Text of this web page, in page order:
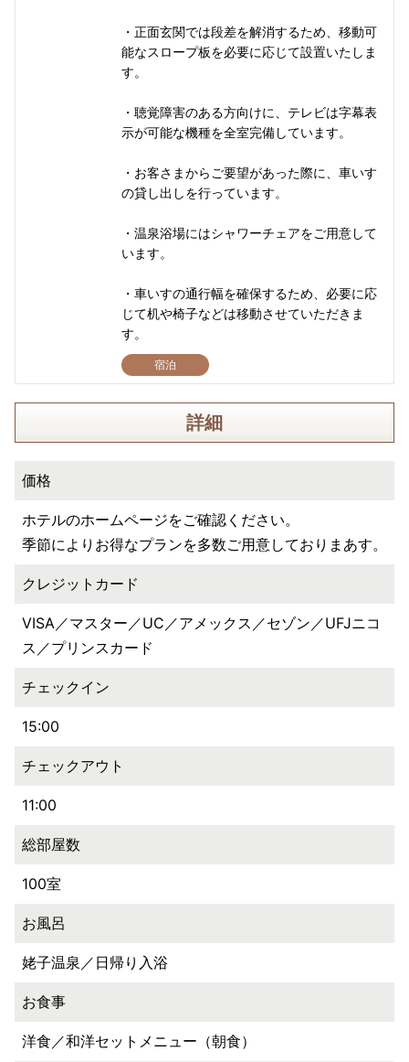
・正面玄関では段差を解消するため、移動可
能なスロープ板を必要に応じて設置いたしま
す。
・聴覚障害のある方向けに、テレビは字幕表
示が可能な機種を全室完備しています。
・お客さまからご要望があった際に、車いす
の貸し出しを行っています。
・温泉浴場にはシャワーチェアをご用意して
います。
・車いすの通行幅を確保するため、必要に応
じて机や椅子などは移動させていただきま
す。
宿泊
詳細
価格
ホテルのホームページをご確認ください。
季節によりお得なプランを多数ご用意しておりまあす。
クレジットカード
VISA／マスター／UC／アメックス／セゾン／UFJニコ
ス／プリンスカード
チェックイン
15:00
チェックアウト
11:00
総部屋数
100室
お風呂
姥子温泉／日帰り入浴
お食事
洋食／和洋セットメニュー（朝食）